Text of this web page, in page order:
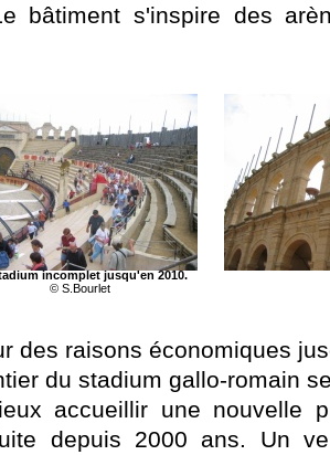
bâtiment s'inspire des
incomplet jusqu'en 2010.
© S.Bourlet
des raisons économiques
du stadium gallo-romain
accueillir une nouvelle
depuis 2000 ans. Un